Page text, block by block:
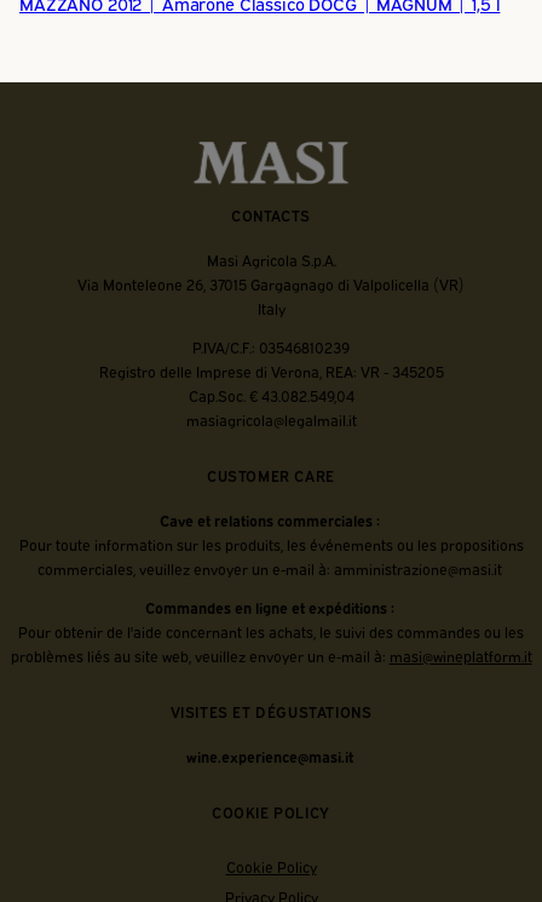
CONTACTS
Masi Agricola S.p.A.
Via Monteleone 26, 37015 Gargagnago di Valpolicella (VR)
Italy
P.IVA/C.F.: 03546810239
Registro delle Imprese di Verona, REA: VR - 345205
Cap.Soc. € 43.082.549,04
masiagricola@legalmail.it
CUSTOMER CARE
Cave et relations commerciales :
Pour toute information sur les produits, les événements ou les propositions
commerciales, veuillez envoyer un e-mail à: amministrazione@masi.it
Commandes en ligne et expéditions :
Pour obtenir de l'aide concernant les achats, le suivi des commandes ou les
problèmes liés au site web, veuillez envoyer un e-mail à: masi@wineplatform.it
VISITES ET DÉGUSTATIONS
wine.experience@masi.it
COOKIE POLICY
Cookie Policy
Privacy Policy